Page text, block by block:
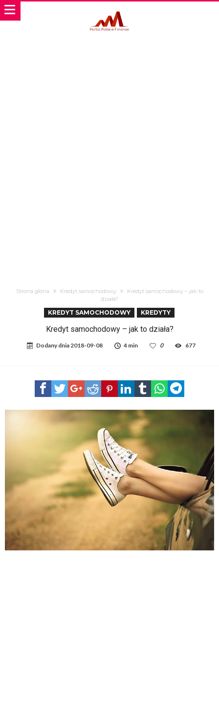
Strona głóna Kredyt samochodowy
Kredyt samochodowy – jak to
działa?
KREDYT SAMOCHODOWY KREDYTY
Kredyt samochodowy – jak to działa?
Dodany dnia2018-09-08 4 min 0 677